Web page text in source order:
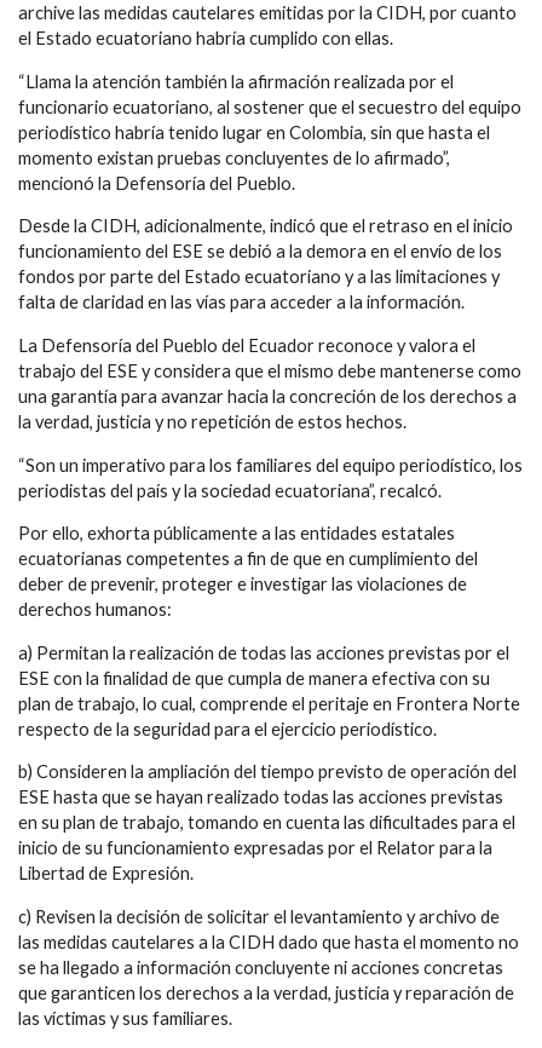
archive las medidas cautelares emitidas por la CIDH, por cuanto
el Estado ecuatoriano habría cumplido con ellas.
“Llama la atención también la afirmación realizada por el
funcionario ecuatoriano, al sostener que el secuestro del equipo
periodístico habría tenido lugar en Colombia, sin que hasta el
momento existan pruebas concluyentes de lo afirmado”,
mencionó la Defensoría del Pueblo.
Desde la CIDH, adicionalmente, indicó que el retraso en el inicio
funcionamiento del ESE se debió a la demora en el envío de los
fondos por parte del Estado ecuatoriano y a las limitaciones y
falta de claridad en las vías para acceder a la información.
La Defensoría del Pueblo del Ecuador reconoce y valora el
trabajo del ESE y considera que el mismo debe mantenerse como
una garantía para avanzar hacia la concreción de los derechos a
la verdad, justicia y no repetición de estos hechos.
“Son un imperativo para los familiares del equipo periodístico, los
periodistas del país y la sociedad ecuatoriana”, recalcó.
Por ello, exhorta públicamente a las entidades estatales
ecuatorianas competentes a fin de que en cumplimiento del
deber de prevenir, proteger e investigar las violaciones de
derechos humanos:
a) Permitan la realización de todas las acciones previstas por el
ESE con la finalidad de que cumpla de manera efectiva con su
plan de trabajo, lo cual, comprende el peritaje en Frontera Norte
respecto de la seguridad para el ejercicio periodístico.
b) Consideren la ampliación del tiempo previsto de operación del
ESE hasta que se hayan realizado todas las acciones previstas
en su plan de trabajo, tomando en cuenta las dificultades para el
inicio de su funcionamiento expresadas por el Relator para la
Libertad de Expresión.
c) Revisen la decisión de solicitar el levantamiento y archivo de
las medidas cautelares a la CIDH dado que hasta el momento no
se ha llegado a información concluyente ni acciones concretas
que garanticen los derechos a la verdad, justicia y reparación de
las víctimas y sus familiares.